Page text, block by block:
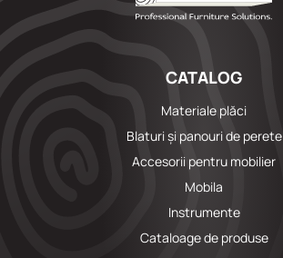
CATALOG
Materiale plăci
Blaturi și panouri de perete
Accesorii pentru mobilier
Mobila
Instrumente
Cataloage de produse